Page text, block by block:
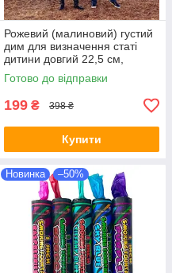
Рожевий (малиновий) густий
дим для визначення статі
дитини довгий 22,5 см,
Димова шашка для гендер
паті, Дим для gender party 60
Готово до відправки
199 ₴ 398 ₴
Купити
Новинка –50%